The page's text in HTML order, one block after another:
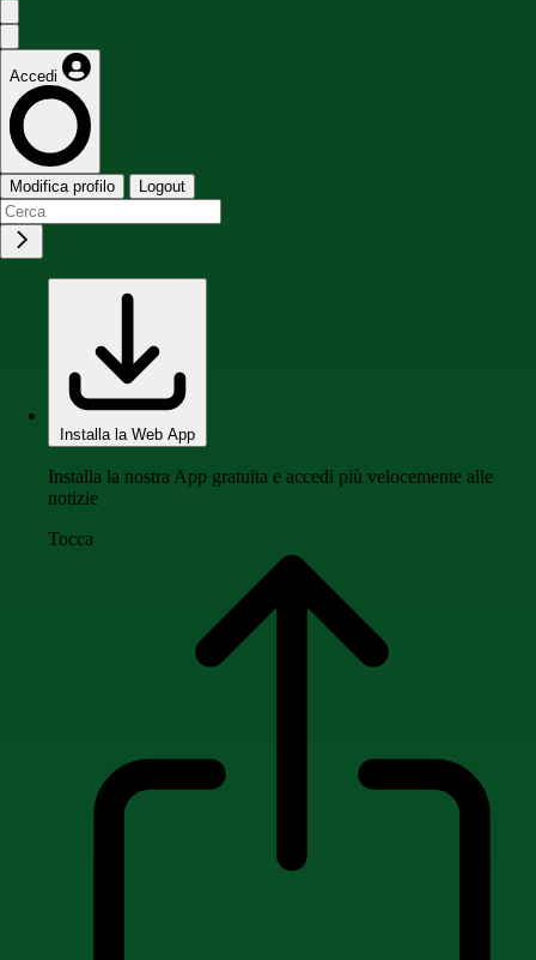
Accedi
Modifica profilo Logout
Installa la Web App
Installa la nostra App gratuita e accedi più velocemente alle
notizie
Tocca